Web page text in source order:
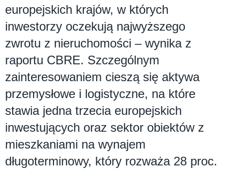
europejskich krajów, w których
inwestorzy oczekują najwyższego
zwrotu z nieruchomości – wynika z
raportu CBRE. Szczególnym
zainteresowaniem cieszą się aktywa
przemysłowe i logistyczne, na które
stawia jedna trzecia europejskich
inwestujących oraz sektor obiektów z
mieszkaniami na wynajem
długoterminowy, który rozważa 28 proc.